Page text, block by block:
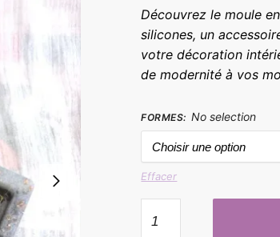
Découvrez le moule
silicones, un
votre décoration
de modernité à vos
FORMES: No selection
Effacer
de